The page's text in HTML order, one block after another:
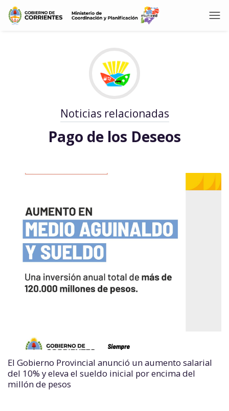
Noticias relacionadas
Pago de los Deseos
El Gobierno Provincial anunció un aumento salarial
del 10% y eleva el sueldo inicial por encima del
millón de pesos